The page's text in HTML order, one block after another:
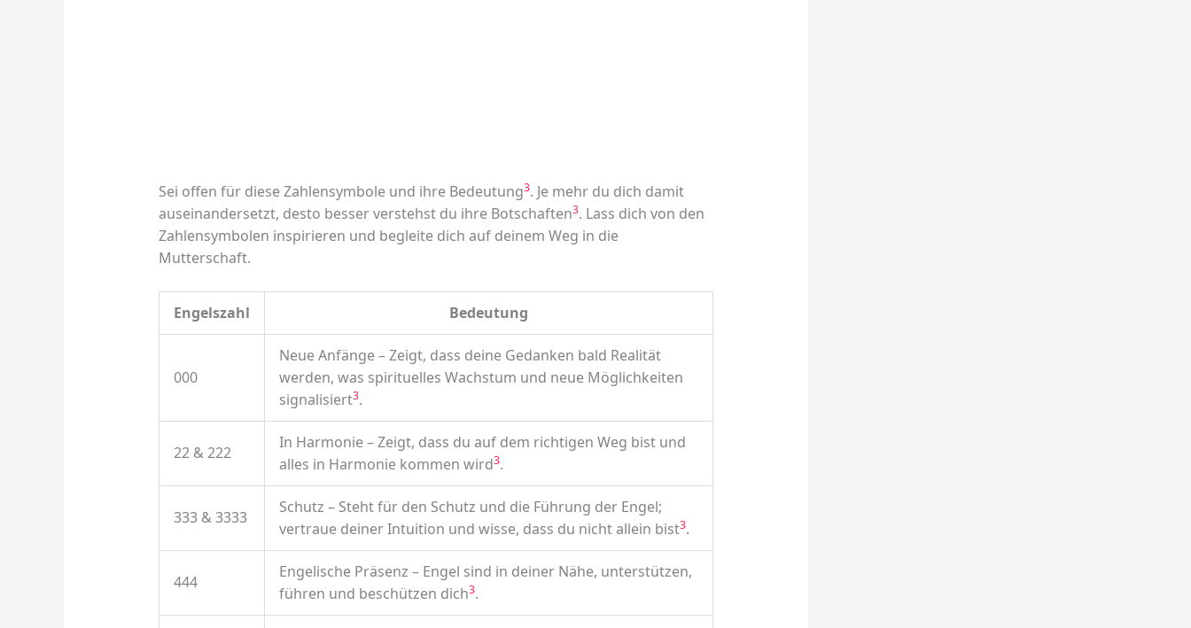
Sei offen für diese Zahlensymbole und ihre Bedeutung3. Je mehr du dich damit
auseinandersetzt, desto besser verstehst du ihre Botschaften3. Lass dich von den
Zahlensymbolen inspirieren und begleite dich auf deinem Weg in die
Mutterschaft.
Engelszahl Bedeutung
000
Neue Anfänge – Zeigt, dass deine Gedanken bald Realität
werden, was spirituelles Wachstum und neue Möglichkeiten
signalisiert3.
22 & 222
In Harmonie – Zeigt, dass du auf dem richtigen Weg bist und
alles in Harmonie kommen wird3.
333 & 3333
Schutz – Steht für den Schutz und die Führung der Engel;
vertraue deiner Intuition und wisse, dass du nicht allein bist3.
444
Engelische Präsenz – Engel sind in deiner Nähe, unterstützen,
führen und beschützen dich3.